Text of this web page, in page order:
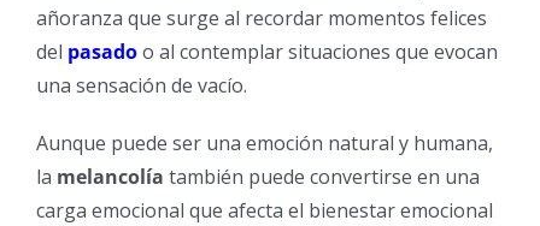
añoranza que surge al recordar momentos felices
del pasadoo al contemplar situaciones que evocan
una sensación de vacío.
Aunque puede ser una emoción natural y humana,
la melancolía también puede convertirse en una
carga emocional que afecta el bienestar emocional